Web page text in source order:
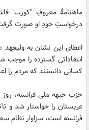
ماهنامۀ معروفِ "کوزت"
درخواستِ خودِ او صورت
اعطای این نشان به ولیعهد
انتقاداتی گسترده را موجب
کسانی دانستند که مردم را
حزب جبهه ملی فرانسه،
عربستان را خواستار شد و
فرانسه است، سزاوار نظام